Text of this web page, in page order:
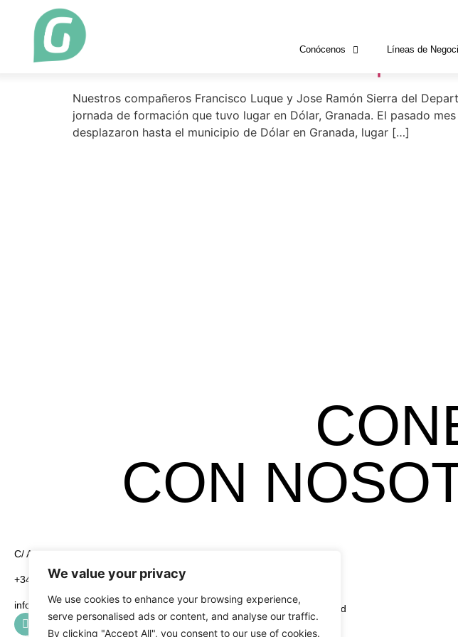
We value your privacy
We use cookies to enhance your browsing experience,
serve personalised ads or content, and analyse our traffic.
By clicking "Accept All", you consent to our use of cookies.
Conócenos Líneas de
Etiqueta:
Formación continua en el
Nuestros compañeros Francisco Luque y Jose Ramón Sierra del
jornada de formación que tuvo lugar en Dólar, Granada. El pasado
desplazaron hasta el municipio de Dólar en Granada, lugar […]
CON
C/ Alcayata, 4 Pol. Ind. El Florío 18015 Granada
+34 958 19 84 31
info@greening-group.com Política de Privacidad